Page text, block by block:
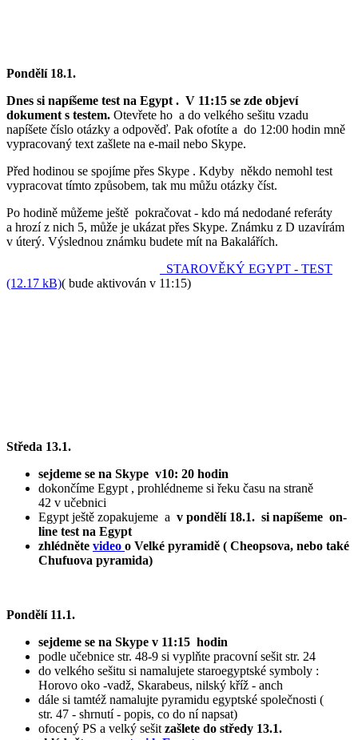
Pondělí 18.1.
Dnes si napíšeme test na Egypt . V 11:15 se zde objeví
dokument s testem. Otevřete ho a do velkého sešitu vzadu
napíšete číslo otázky a odpověď. Pak ofotíte a do 12:00 hodin mně
vypracovaný text zašlete na e-mail nebo Skype.
Před hodinou se spojíme přes Skype . Kdyby někdo nemohl test
vypracovat tímto způsobem, tak mu můžu otázky číst.
Po hodině můžeme ještě pokračovat - kdo má nedodané referáty
a hrozí z nich 5, může je ukázat přes Skype. Známku z D uzavírám
v úterý. Výslednou známku budete mít na Bakalářích.
STAROVĚKÝ EGYPT - TEST
(12.17 kB)( bude aktivován v 11:15)
Středa 13.1.
sejdeme se na Skype v10: 20 hodin
dokončíme Egypt , prohlédneme si řeku času na straně
42 v učebnici
Egypt ještě zopakujeme a v pondělí 18.1. si napíšeme on-
line test na Egypt
zhlédněte video o Velké pyramidě ( Cheopsova, nebo také
Chufuova pyramida)
Pondělí 11.1.
sejdeme se na Skype v 11:15 hodin
podle učebnice str. 48-9 si vyplňte pracovní sešit str. 24
do velkého sešitu si namalujete staroegyptské symboly :
Horovo oko -vadž, Skarabeus, nilský kříž - anch
dále si tamtéž namalujte pyramidu egyptské společnosti (
str. 47 - shrnutí - popis, co do ní napsat)
ofocený PS a velký sešit zašlete do středy 13.1.